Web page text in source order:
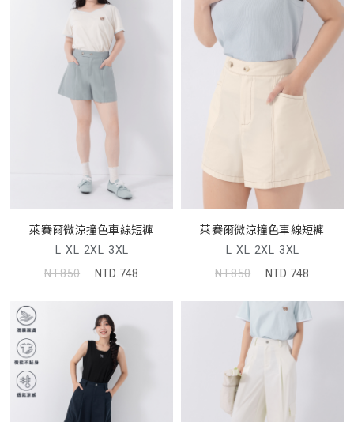
萊賽爾微涼撞色車線短褲
L XL 2XL 3XL
NT.850
NTD.748
萊賽爾微涼撞色車線短褲
L XL 2XL 3XL
NT.850
NTD.748